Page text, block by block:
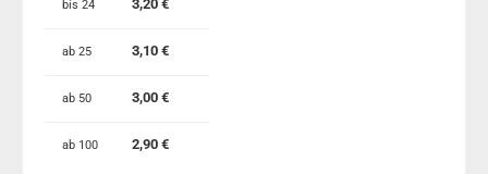
bis 24 3,20 €
ab 25 3,10 €
ab 50 3,00 €
ab 100 2,90 €